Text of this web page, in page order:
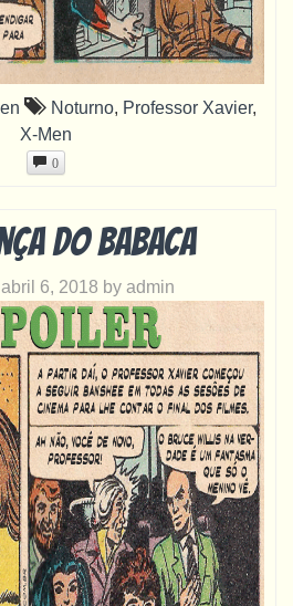
Noturno, Professor Xavier,
X-Men
0
do babaca
abril 6, 2018 by admin